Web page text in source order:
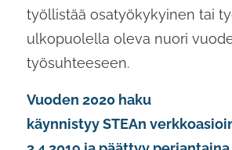
työllistää osatyökykyinen tai
ulkopuolella oleva nuori
työsuhteeseen.
Vuoden 2020 haku
käynnistyy STEAn